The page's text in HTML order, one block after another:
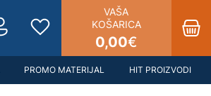
VAŠA
KOŠARICA
0,00€
PROMO MATERIJAL HIT PROIZVODI